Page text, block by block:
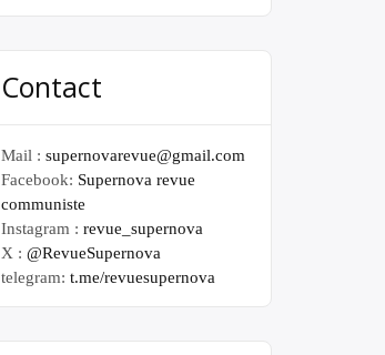
Contact
Mail : supernovarevue@gmail.com
Facebook: Supernova revue
communiste
Instagram : revue_supernova
X : @RevueSupernova
telegram: t.me/revuesupernova